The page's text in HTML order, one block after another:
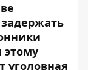
этому
уголовная